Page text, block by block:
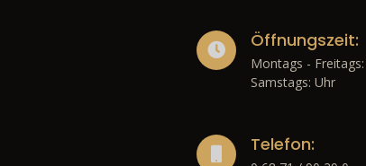
Öffnungszeit:
Montags -
Samstags: Uhr
Telefon: